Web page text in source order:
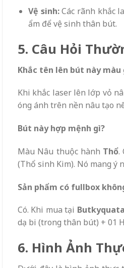
Vệ sinh:Các rãnh khắc
ẩm để vệ sinh thân bút.
5. Câu Hỏi
Khắc tên lên bút này màu
Khi khắc laser lên lớp vỏ
óng ánh trên nền nâu tạo
Bút này hợp mệnh gì?
Màu Nâu thuộc hành Thổ.
(Thổ sinh Kim). Nó mang ý
Sản phẩm có fullbox
Có. Khi mua tại
dạ bi (trong thân bút) + 01
6. Hình Ảnh